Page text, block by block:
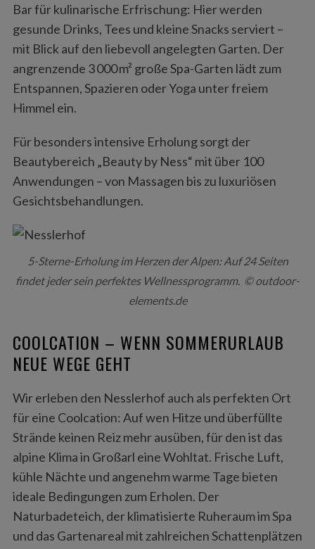
Bar für kulinarische Erfrischung: Hier werden
gesunde Drinks, Tees und kleine Snacks serviert –
mit Blick auf den liebevoll angelegten Garten. Der
angrenzende 3 000 m² große Spa-Garten lädt zum
Entspannen, Spazieren oder Yoga unter freiem
Himmel ein.
Für besonders intensive Erholung sorgt der
Beautybereich „Beauty by Ness“ mit über 100
Anwendungen – von Massagen bis zu luxuriösen
Gesichtsbehandlungen.
5-Sterne-Erholung im Herzen der Alpen: Auf 24 Seiten
findet jeder sein perfektes Wellnessprogramm. © outdoor-
elements.de
COOLCATION – WENN SOMMERURLAUB
NEUE WEGE GEHT
Wir erleben den Nesslerhof auch als perfekten Ort
für eine Coolcation: Auf wen Hitze und überfüllte
Strände keinen Reiz mehr ausüben, für den ist das
alpine Klima in Großarl eine Wohltat. Frische Luft,
kühle Nächte und angenehm warme Tage bieten
ideale Bedingungen zum Erholen. Der
Naturbadeteich, der klimatisierte Ruheraum im Spa
und das Gartenareal mit zahlreichen Schattenplätzen